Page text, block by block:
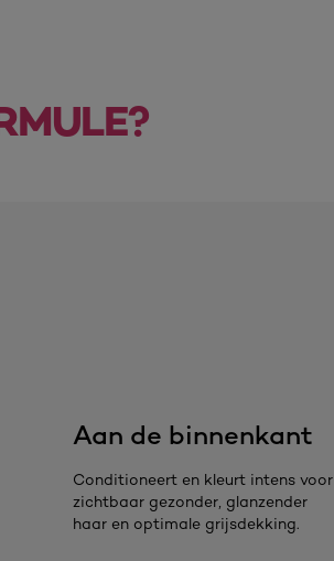
Aan de binnenkant
Conditioneert en kleurt intens voor
zichtbaar gezonder, glanzender
haar en optimale grijsdekking.